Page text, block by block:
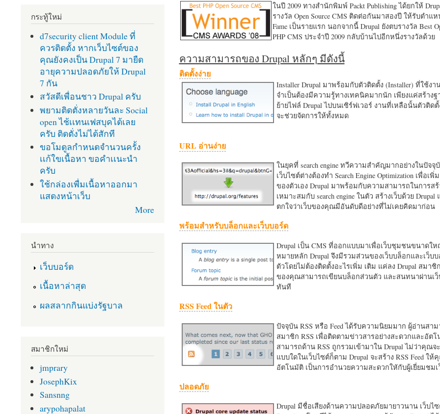
ในปี 2009 ทางสำนักพิมพ์ Packt Publishing ได้ยกให้
รางวัล Open Source CMS ติดต่อกันมาสองปี ให้รับตำแ
Fame เป็นรายแรก นอกจากนี้ Drupal ยังตบรางวัล Best
PHP CMS ประจำปี 2009 กลับบ้านไปอีกหนึ่งรางวัลด้วย
ความสามารถของ Drupal หลักๆ มีดังนี้
ติดตั้งง่าย
Installer Drupal มาพร้อมกับตัวติดตั้ง (Installer) ที่ใช้งา
จำเป็นต้องมีความรู้ทางเทคนิคมากนัก เพียงแค่สร้าง
ย้ายไฟล์ Drupal ไปบนเซิร์ฟเวอร์ งานที่เหลือนั้นตัวติดตั้
จะช่วยจัดการให้ทั้งหมด
URL อ่านง่าย
ในยุคที่ search engine ทวีความสำคัญมากอย่างในปัจจุ
เว็บไซต์ต่างต้องทำ Search Engine Optimization เพื่อเ
ของตัวเอง Drupal มาพร้อมกับความสามารถในการสร้
เหมาะสมกับ search engine ในตัว สร้างเว็บด้วย
ตกใจว่าเว็บของคุณมีอันดับดีอย่างที่ไม่เคยคิดมาก่อน
พร้อมสำหรับบล็อกและเว็บบอร์ด
Drupal เป็น CMS ที่ออกแบบมาเพื่อเว็บชุมชนขนาดให
หมายหลัก Drupal จึงมีรวมส่วนของเว็บบล็อกและเว็บ
ตัวโดยไม่ต้องติดตั้งอะไรเพิ่ม เติม แค่ลง Drupal สมาชิ
ของคุณสามารถเขียนบล็อกส่วนตัว และสนทนาผ่านเว็
ทันที
RSS Feed ในตัว
ปัจจุบัน RSS หรือ Feed ได้รับความนิยมมาก ผู้อ่านสา
สมาชิก RSS เพื่อติดตามข่าวสารอย่างสะดวกและอัต
สามารถด้าน RSS ถูกรวมเข้ามาใน Drupal ไม่ว่าคุณจ
แบบใดในเว็บไซต์ก็ตาม Drupal จะสร้าง RSS Feed ให้
อัตโนมัติ เป็นการอำนวยความสะดวกใหักับผู้เยี่ยมชม
ปลอดภัย
Drupal มีชื่อเสียงด้านความปลอดภัยมายาวนาน เว็บไ
กระทู้ใหม่
d7security client Module ที่
ควรติดตั้ง หากเว็บไซต์ของ
คุณยังคงเป็น Drupal 7 มายืด
อายุความปลอดภัยให้ Drupal
7 กัน
สวัสดีเพื่อนชาว Drupal ครับ
พยามติดตั่งหลายวันละ Social
open ไช้เเทนเฟสบุคได้เลย
ครับ ติดตั่งไม่ได้สักที
ขอโมดูลกำหนดจำนวนครั้ง
เเก้ใขเนื้อหา ขอคำเเนะนำ
ครับ
ใช้กล่องเพื่มเนื้อหาออกมา
แสดงหน้าเว็บ
More
นำทาง
เว็บบอร์ด
เนื้อหาล่าสุด
ผลสลากกินแบ่งรัฐบาล
สมาชิกใหม่
jmprary
JosephKix
Sansnng
arypohapalat